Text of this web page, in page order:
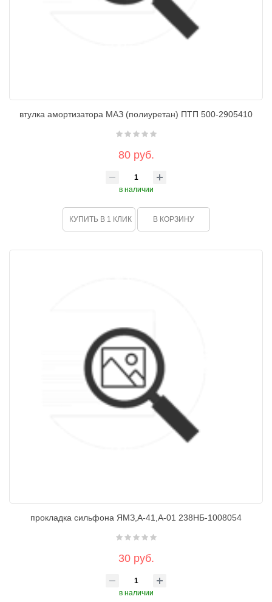
втулка амортизатора МАЗ (полиуретан) ПТП 500-2905410
80 руб.
в наличии
КУПИТЬ В 1 КЛИК В КОРЗИНУ
прокладка сильфона ЯМЗ,А-41,А-01 238НБ-1008054
30 руб.
в наличии